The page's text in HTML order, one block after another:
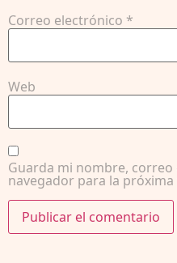
Correo electrónico *
Web
Guarda mi nombre,
navegador para la